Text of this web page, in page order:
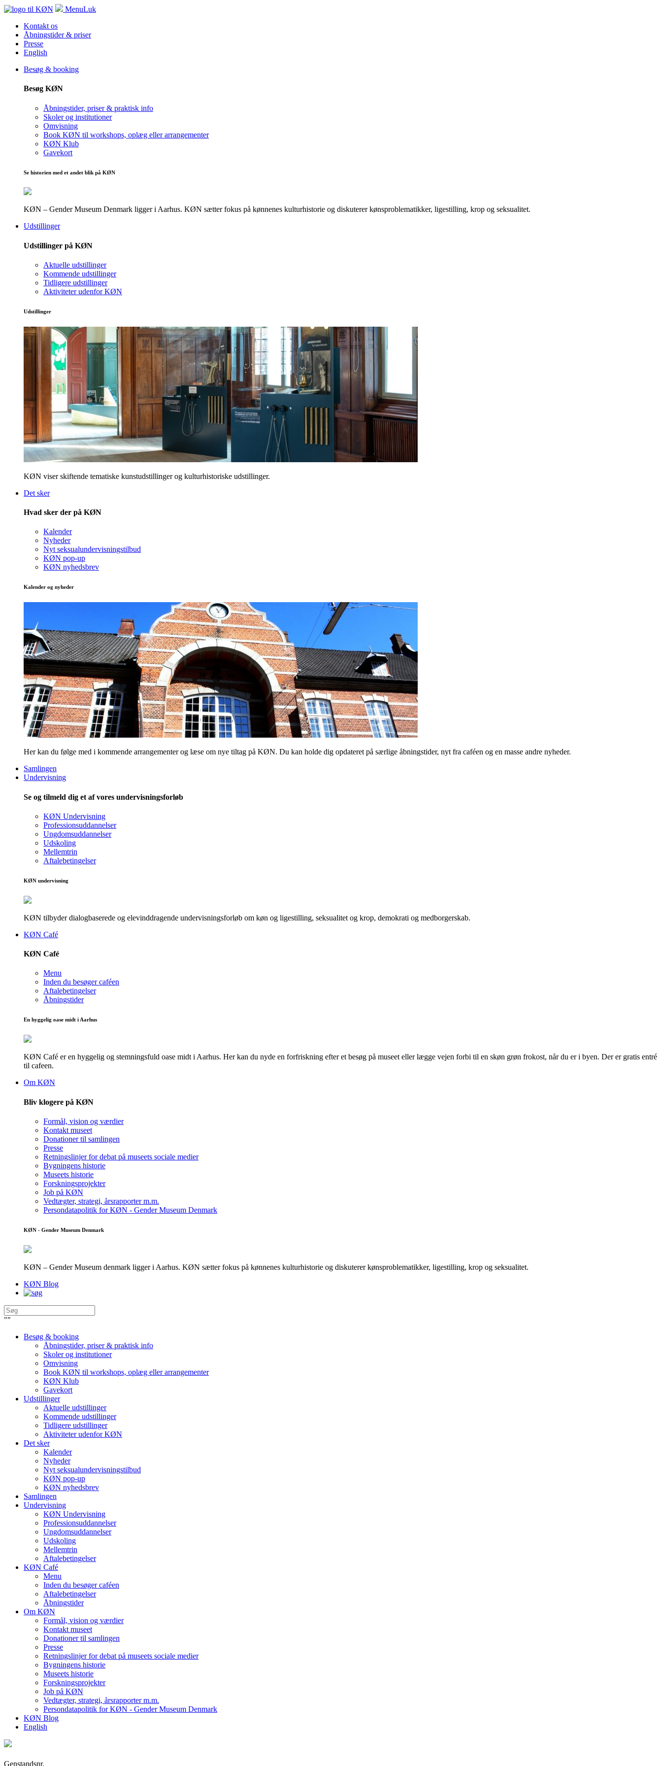
MenuLuk
Kontakt os
Åbningstider & priser
Presse
English
Besøg & booking
Besøg KØN
Åbningstider, priser & praktisk info
Skoler og institutioner
Omvisning
Book KØN til workshops, oplæg eller arrangementer
KØN Klub
Gavekort
Se historien med et andet blik på KØN
KØN – Gender Museum Denmark ligger i Aarhus. KØN sætter fokus på kønnenes kulturhistorie og diskuterer kønsproblematikker, ligestilling, krop og seksualitet.
Udstillinger
Udstillinger på KØN
Aktuelle udstillinger
Kommende udstillinger
Tidligere udstillinger
Aktiviteter udenfor KØN
Udstillinger
KØN viser skiftende tematiske kunstudstillinger og kulturhistoriske udstillinger.
Det sker
Hvad sker der på KØN
Kalender
Nyheder
Nyt seksualundervisningstilbud
KØN pop-up
KØN nyhedsbrev
Kalender og nyheder
Her kan du følge med i kommende arrangementer og læse om nye tiltag på KØN. Du kan holde dig opdateret på særlige åbningstider, nyt fra caféen og en masse andre nyheder.
Samlingen
Undervisning
Se og tilmeld dig et af vores undervisningsforløb
KØN Undervisning
Professionsuddannelser
Ungdomsuddannelser
Udskoling
Mellemtrin
Aftalebetingelser
KØN undervisning
KØN tilbyder dialogbaserede og elevinddragende undervisningsforløb om køn og ligestilling, seksualitet og krop, demokrati og medborgerskab.
KØN Café
KØN Café
Menu
Inden du besøger caféen
Aftalebetingelser
Åbningstider
En hyggelig oase midt i Aarhus
KØN Café er en hyggelig og stemningsfuld oase midt i Aarhus. Her kan du nyde en forfriskning efter et besøg på museet eller lægge vejen forbi til en skøn grøn frokost, når du er i byen. Der er gratis entré
til cafeen.
Om KØN
Bliv klogere på KØN
Formål, vision og værdier
Kontakt museet
Donationer til samlingen
Presse
Retningslinjer for debat på museets sociale medier
Bygningens historie
Museets historie
Forskningsprojekter
Job på KØN
Vedtægter, strategi, årsrapporter m.m.
Persondatapolitik for KØN - Gender Museum Denmark
KØN - Gender Museum Denmark
KØN – Gender Museum denmark ligger i Aarhus. KØN sætter fokus på kønnenes kulturhistorie og diskuterer kønsproblematikker, ligestilling, krop og seksualitet.
KØN Blog
""
Besøg & booking
Åbningstider, priser & praktisk info
Skoler og institutioner
Omvisning
Book KØN til workshops, oplæg eller arrangementer
KØN Klub
Gavekort
Udstillinger
Aktuelle udstillinger
Kommende udstillinger
Tidligere udstillinger
Aktiviteter udenfor KØN
Det sker
Kalender
Nyheder
Nyt seksualundervisningstilbud
KØN pop-up
KØN nyhedsbrev
Samlingen
Undervisning
KØN Undervisning
Professionsuddannelser
Ungdomsuddannelser
Udskoling
Mellemtrin
Aftalebetingelser
KØN Café
Menu
Inden du besøger caféen
Aftalebetingelser
Åbningstider
Om KØN
Formål, vision og værdier
Kontakt museet
Donationer til samlingen
Presse
Retningslinjer for debat på museets sociale medier
Bygningens historie
Museets historie
Forskningsprojekter
Job på KØN
Vedtægter, strategi, årsrapporter m.m.
Persondatapolitik for KØN - Gender Museum Denmark
KØN Blog
English
Genstandsnr.